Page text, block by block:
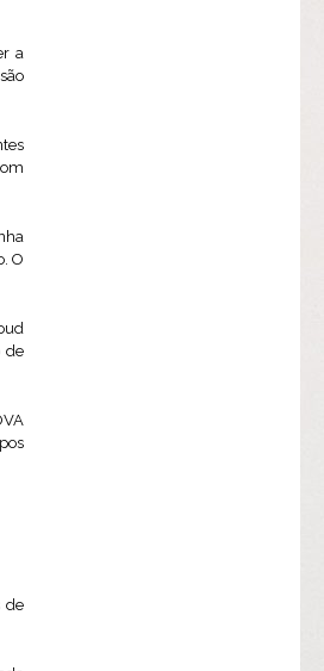
a
O
de
de